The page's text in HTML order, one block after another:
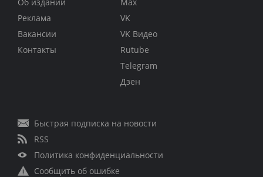
Реклама
Вакансии
Контакты
VK
VK Видео
Rutube
Telegram
Дзен
Быстрая подписка на новости
RSS
Политика конфиденциальности
Сообщить об ошибке